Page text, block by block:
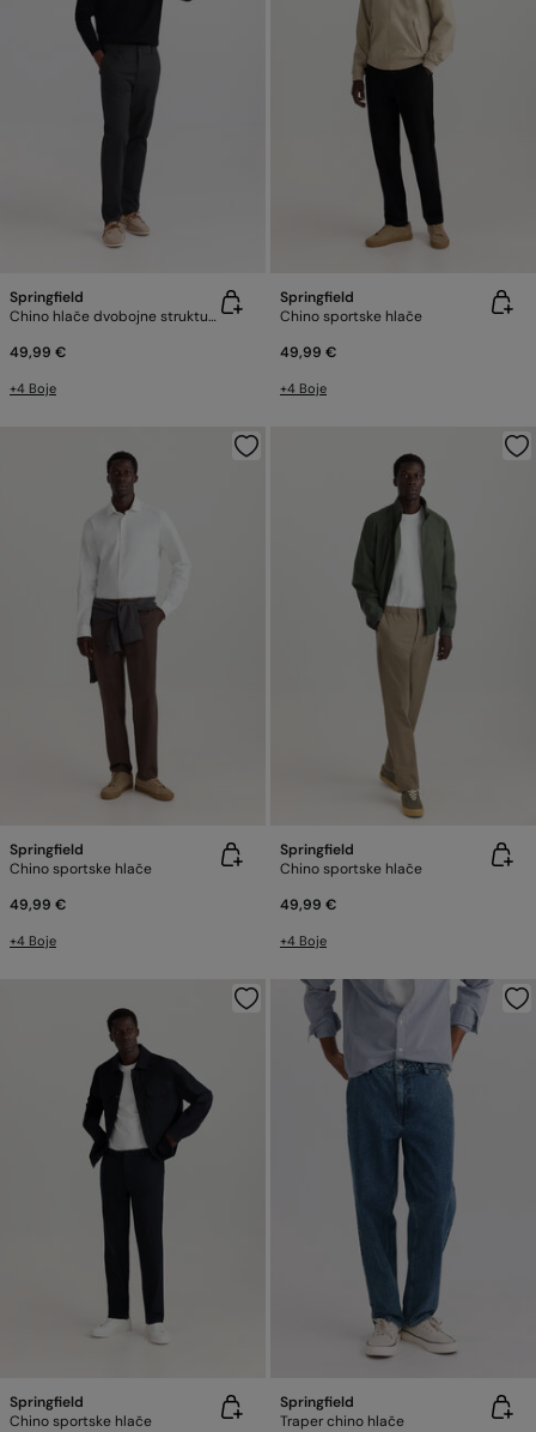
Springfield
Chino hlače dvobojne strukture comfort fit
49,99 €
+4 Boje
Springfield
Chino sportske hlače
49,99 €
+4 Boje
Springfield
Chino sportske hlače
49,99 €
+4 Boje
Springfield
Chino sportske hlače
49,99 €
+4 Boje
Springfield
Chino sportske hlače
Springfield
Traper chino hlače